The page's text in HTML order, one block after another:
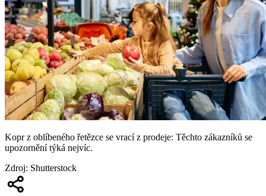
Kopr z oblíbeného řetězce se vrací z prodeje: Těchto zákazníků se
upozornění týká nejvíc.
Zdroj: Shutterstock